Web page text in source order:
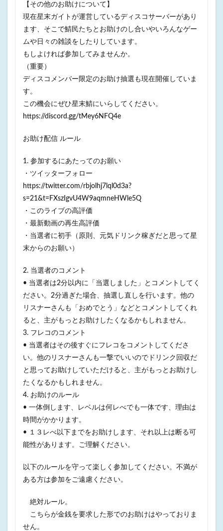
【その他のお助けについて】
現在星末ガイトが運営しているディスコサーバーがあり
ます、そこで鯖民たちとお助けのし合いやいろんなゲー
ムや日々の雑談をしたりしています。
もしよければ参加してみませんか。
（重要）
ディスコメンバー限定のお助け抽選も現在開催していま
す。
この機会にぜひ星末鯖にいらしてください。
https://discord.gg/tMey6NFQ4e
お助け配信 ルール
1. 参加するにあたってのお願い
・ツイッターフォロー
https://twitter.com/rbjolhj7lql0d3a?
s=21&t=FXszIgvU4W9aqmneHWle5Q
・このライブの高評価
・最新動画の再生高評価
・当選者に初手（原則、元気ドリンク稼ぎだと思って星
末からのお願い）
2. 当選者のコメント
• 当選者は2分以内に「当選しました」とコメントしてく
ださい。2分過ぎた場合、抽選し直しを行います。他の
リスナーさんも「おめでとう」などとコメントしてくれ
ると、主がもっとお助けしたくなるかもしれません。
3. フレコのコメント
• 当選者はその後すぐにフレコをコメントしてくださ
い。他のリスナーさんも一撃でいいのでドリンク回収だ
と思ってお助けしていただけると、主がもっとお助けし
たくなるかもしれません。
4. お助けのルール
• 一体倒します、レベルは何レべでも一体です、理由は
時間がかかります。
• １３レべ以下までをお助けします、それ以上は断る可
能性があります。ご理解ください。
以下のルールを守って楽しく参加してください。不満が
ある方は参加をご遠慮ください。
絶対ルール。
こちらが金銭を要求した形でのお助けはやっておりま
せん。